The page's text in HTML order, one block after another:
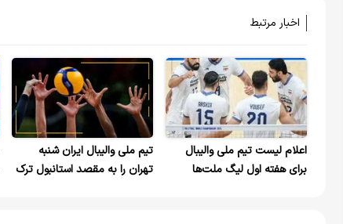
اخبار مرتبط
اعلام لیست تیم ملی والیبال
برای هفته اول لیگ ملت‌ها
تیم ملی والیبال ایران شنبه
تهران را به مقصد استانبول ترک